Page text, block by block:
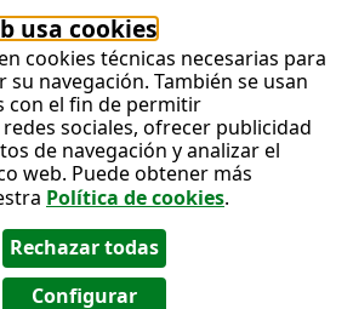
usa cookies
cookies técnicas necesarias para
navegación. También se usan
con el fin de permitir
sociales, ofrecer publicidad
de navegación y analizar el
web. Puede obtener más
Política de cookies.